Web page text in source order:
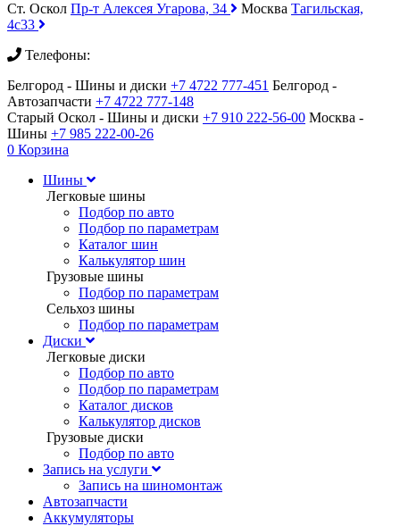
Ст. Оскол Пр-т Алексея Угарова, 34 Москва Тагильская,
4с33
Телефоны:
Белгород - Шины и диски +7 4722 777-451 Белгород -
Автозапчасти +7 4722 777-148
Старый Оскол - Шины и диски +7 910 222-56-00 Москва -
Шины +7 985 222-00-26
0 Корзина
Шины
Легковые шины
Подбор по авто
Подбор по параметрам
Каталог шин
Калькулятор шин
Грузовые шины
Подбор по параметрам
Сельхоз шины
Подбор по параметрам
Диски
Легковые диски
Подбор по авто
Подбор по параметрам
Каталог дисков
Калькулятор дисков
Грузовые диски
Подбор по авто
Запись на услуги
Запись на шиномонтаж
Автозапчасти
Аккумуляторы